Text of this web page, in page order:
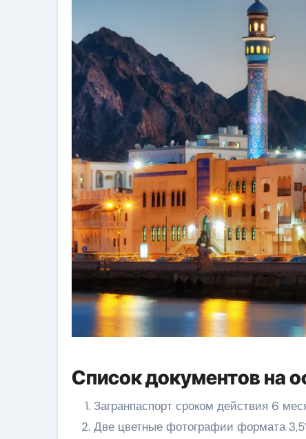
Список документов на
Загранпаспорт сроком действия 6
Две цветные фотографии формата